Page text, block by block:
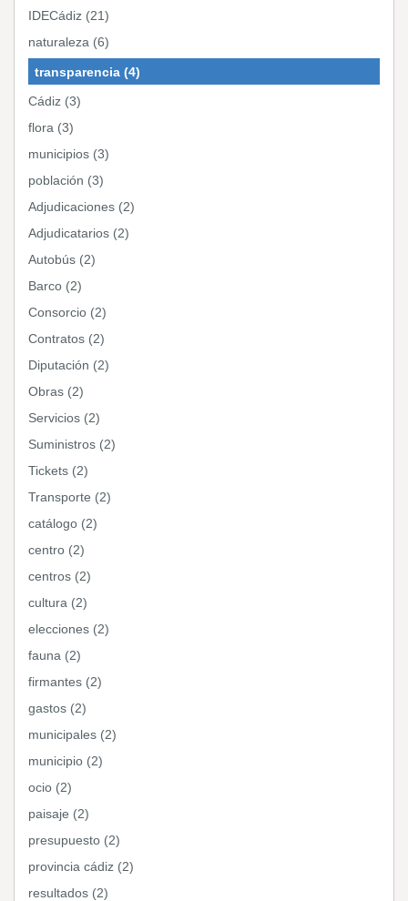
IDECádiz (21)
naturaleza (6)
transparencia (4)
Cádiz (3)
flora (3)
municipios (3)
población (3)
Adjudicaciones (2)
Adjudicatarios (2)
Autobús (2)
Barco (2)
Consorcio (2)
Contratos (2)
Diputación (2)
Obras (2)
Servicios (2)
Suministros (2)
Tickets (2)
Transporte (2)
catálogo (2)
centro (2)
centros (2)
cultura (2)
elecciones (2)
fauna (2)
firmantes (2)
gastos (2)
municipales (2)
municipio (2)
ocio (2)
paisaje (2)
presupuesto (2)
provincia cádiz (2)
resultados (2)